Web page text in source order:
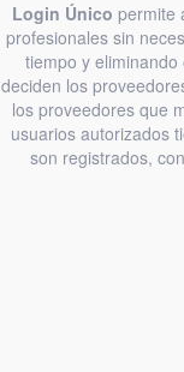
Login Único permite
profesionales sin
tiempo y
deciden los
los proveedores que
usuarios autorizados
son registrados,